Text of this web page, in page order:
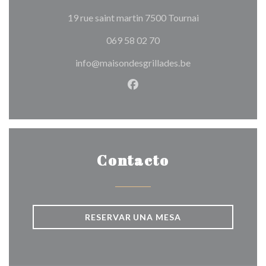
19 rue saint martin 7500 Tournai((abre en una
069 58 02 70
info@maisondesgrillades.be
Facebook ((abre en una
Contacto
RESERVAR UNA MESA